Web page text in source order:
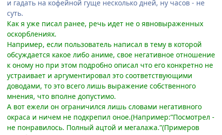
и гадать на кофейной гуще несколько дней, ну часов - не
суть.
Как я уже писал ранее, речь идет не о явновыраженных
оскорблениях.
Например, если пользователь написал в тему в которой
обсуждается какое либо аниме, свое негативное отношение
к оному но при этом подробно описал что его конкретно не
устраивает и аргументировал это соответствующими
доводами, то это всего лишь выражение собственного
мнения, что вполне допустимо.
А вот ежели он ограничился лишь словами негативного
окраса и ничем не подкрепил оное.(Например:”Посмотрел -
не понравилось. Полный ацтой и мегалажа.”(Примеров